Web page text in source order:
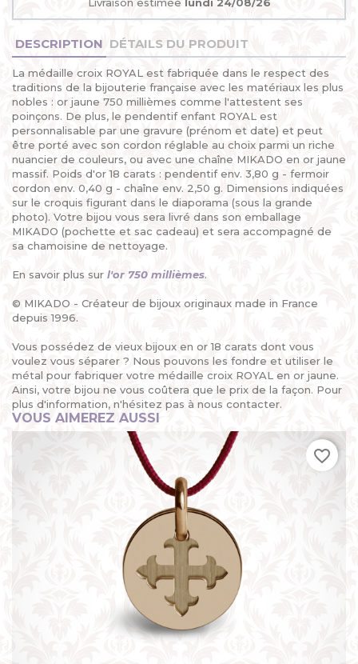
DESCRIPTION DÉTAILS DU PRODUIT
La médaille croix ROYAL est fabriquée dans le respect des
traditions de la bijouterie française avec les matériaux les plus
nobles : or jaune 750 millièmes comme l'attestent ses
poinçons. De plus, le pendentif enfant ROYAL est
personnalisable par une gravure (prénom et date) et peut
être porté avec son cordon réglable au choix parmi un riche
nuancier de couleurs, ou avec une chaîne MIKADO en or jaune
massif. Poids d'or 18 carats : pendentif env. 3,80 g - fermoir
cordon env. 0,40 g - chaîne env. 2,50 g. Dimensions indiquées
sur le croquis figurant dans le diaporama (sous la grande
photo). Votre bijou vous sera livré dans son emballage
MIKADO (pochette et sac cadeau) et sera accompagné de
sa chamoisine de nettoyage.
En savoir plus sur l'or 750 millièmes.
© MIKADO - Créateur de bijoux originaux made in France
depuis 1996.
Vous possédez de vieux bijoux en or 18 carats dont vous
voulez vous séparer ? Nous pouvons les fondre et utiliser le
métal pour fabriquer votre médaille croix ROYAL en or jaune.
Ainsi, votre bijou ne vous coûtera que le prix de la façon. Pour
plus d'information, n'hésitez pas à nous contacter.
VOUS AIMEREZ AUSSI
favorite_border